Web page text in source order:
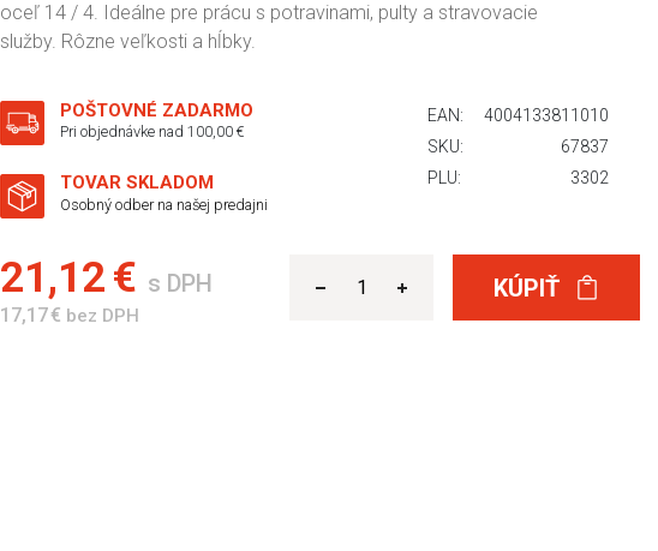
oceľ 14 / 4. Ideálne pre prácu s potravinami, pulty a stravovacie
služby. Rôzne veľkosti a hĺbky.
POŠTOVNÉ ZADARMO
Pri objednávke nad 100,00 €
TOVAR SKLADOM
Osobný odber na našej predajni
EAN:
4004133811010
SKU:
67837
PLU:
3302
21,12 € s DPH
17,17 € bez DPH
KÚPIŤ